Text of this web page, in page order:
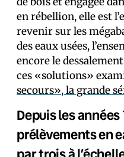
en rébellion, elle est
revenir sur les
des eaux usées,
encore le
ces «solutions»
secours», la grande
Depuis les années
prélèvements en